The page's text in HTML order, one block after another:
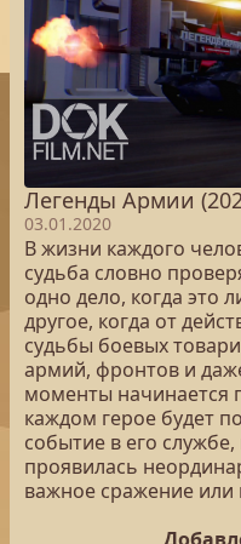
Легенды Армии
03.01.2020
В жизни каждого
судьба словно
одно дело, когда это
другое, когда от
судьбы боевых
армий, фронтов и
моменты начинается
каждом герое будет
событие в его
проявилась
важное сражение или